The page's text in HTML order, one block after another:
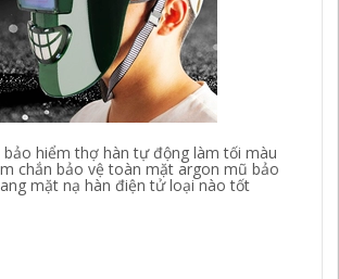
hiểm thợ hàn tự động làm tối màu
chắn bảo vệ toàn mặt argon mũ bảo
mặt nạ hàn điện tử loại nào tốt